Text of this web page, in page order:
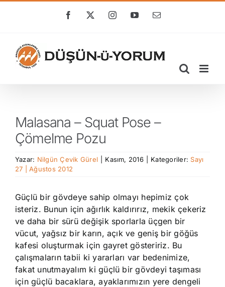
Facebook
X InstagramYouTube
E-
Malasana – Squat Pose –
Çömelme Pozu
Yazar: Nilgün Çevik Gürel Kasım, 2016 Kategoriler: Sayı
27 | Ağustos 2012
Güçlü bir gövdeye sahip olmayı hepimiz çok
isteriz. Bunun için ağırlık kaldırırız, mekik çekeriz
ve daha bir sürü değişik sporlarla üçgen bir
vücut, yağsız bir karın, açık ve geniş bir göğüs
kafesi oluşturmak için gayret gösteririz. Bu
çalışmaların tabii ki yararları var bedenimize,
fakat unutmayalım ki güçlü bir gövdeyi taşıması
için güçlü bacaklara, ayaklarımızın yere dengeli